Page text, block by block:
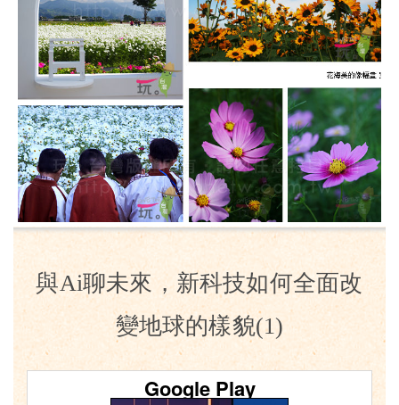
與Ai聊未來，新科技如何全面改
變地球的樣貌(1)
Google Play